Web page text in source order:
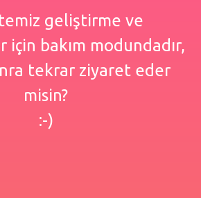
geliştirme ve
bakım modundadır,
tekrar ziyaret eder
misin?
:-)